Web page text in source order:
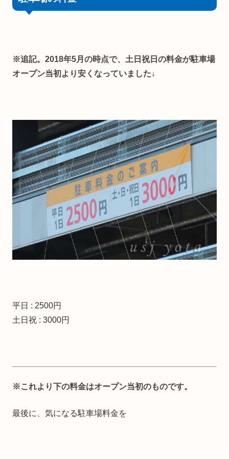
※追記。2018年5月の時点で、土日祝日の料金が駐車場
オープン当初より安くなっていました↓
平日 : 2500円
土日祝 : 3000円
※これより下の料金はオープン当初のものです。
最後に、気になる駐車場料金を